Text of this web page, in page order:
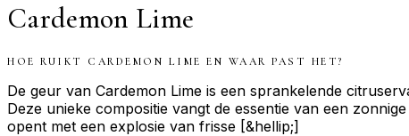
Cardemon Lime
HOE RUIKT CARDEMON LIME EN WAAR PAST HET?
De geur van Cardemon Lime is een sprankelende
Deze unieke compositie vangt de essentie van een
opent met een explosie van frisse [&hellip;]